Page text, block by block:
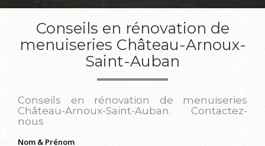
Conseils en rénovation de
menuiseries Château-Arnoux-
Saint-Auban
Conseils en rénovation de menuiseries
Château-Arnoux-Saint-Auban. Contactez-
nous
Nom & Prénom